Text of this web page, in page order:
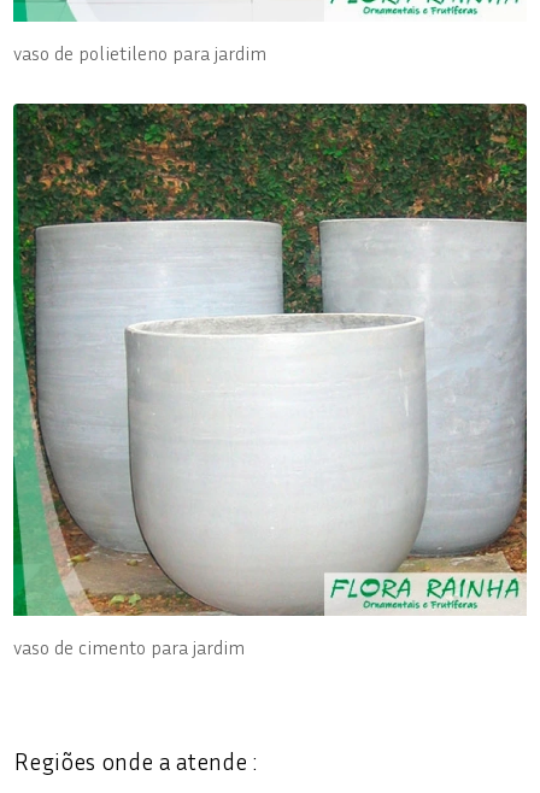
vaso de polietileno para jardim
vaso de cimento para jardim
Regiões onde a atende :